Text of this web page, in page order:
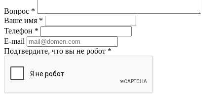
Вопрос *
Ваше имя *
Телефон *
E-mail
Подтвердите, что вы не робот *